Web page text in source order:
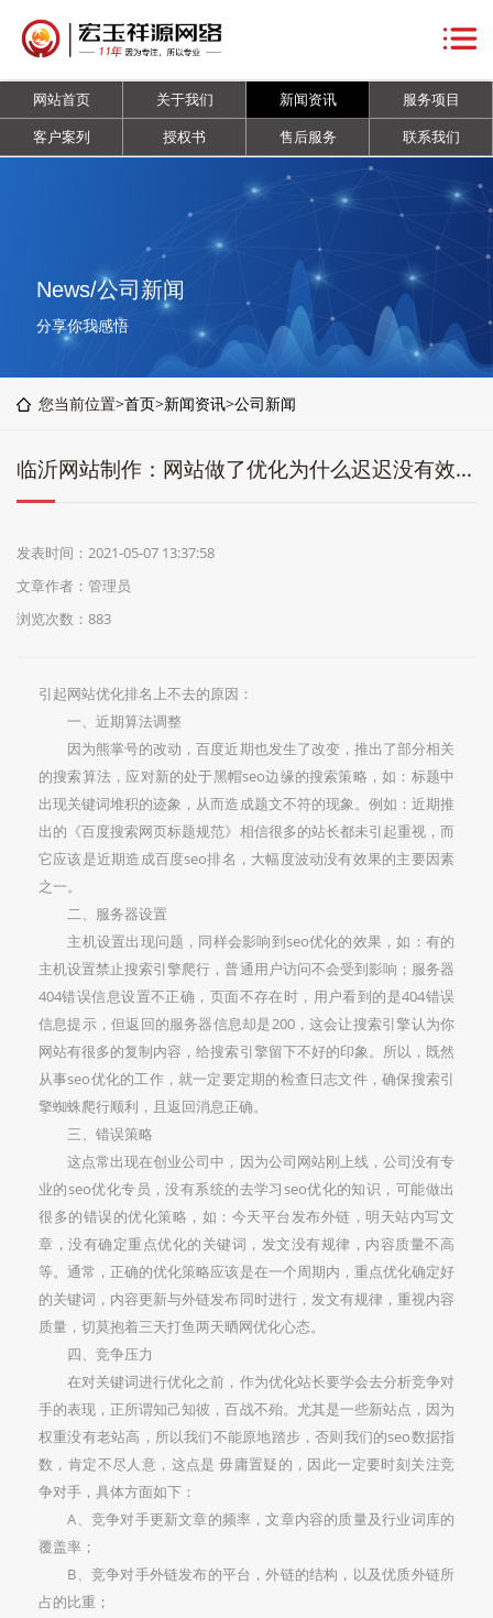
站
首
关
于
新
列
书
后
联
网站首页 关于我们 新闻资讯
服务项目
客户案列
授权书 售后服务 联系我们
News/公司新闻
分享你我感悟
您当前位置>首页>新闻资讯>公司新闻
临沂网站制作：网站做了优化为什么迟迟没有效果?
发表时间：2021-05-07 13:37:58
文章作者：管理员
浏览次数：883
引起网站优化排名上不去的原因：
一、近期算法调整
因为熊掌号的改动，百度近期也发生了改变，推出了部分相关
的搜索算法，应对新的处于黑帽seo边缘的搜索策略，如：标题中
出现关键词堆积的迹象，从而造成题文不符的现象。例如：近期推
出的《百度搜索网页标题规范》相信很多的站长都未引起重视，而
它应该是近期造成百度seo排名，大幅度波动没有效果的主要因素
之一。
二、服务器设置
主机设置出现问题，同样会影响到seo优化的效果，如：有的
主机设置禁止搜索引擎爬行，普通用户访问不会受到影响；服务器
404错误信息设置不正确，页面不存在时，用户看到的是404错误
信息提示，但返回的服务器信息却是200，这会让搜索引擎认为你
网站有很多的复制内容，给搜索引擎留下不好的印象。所以，既然
从事seo优化的工作，就一定要定期的检查日志文件，确保搜索引
擎蜘蛛爬行顺利，且返回消息正确。
三、错误策略
这点常出现在创业公司中，因为公司网站刚上线，公司没有专
业的seo优化专员，没有系统的去学习seo优化的知识，可能做出
很多的错误的优化策略，如：今天平台发布外链，明天站内写文
章，没有确定重点优化的关键词，发文没有规律，内容质量不高
等。通常，正确的优化策略应该是在一个周期内，重点优化确定好
的关键词，内容更新与外链发布同时进行，发文有规律，重视内容
质量，切莫抱着三天打鱼两天晒网优化心态。
四、竞争压力
在对关键词进行优化之前，作为优化站长要学会去分析竞争对
手的表现，正所谓知己知彼，百战不殆。尤其是一些新站点，因为
权重没有老站高，所以我们不能原地踏步，否则我们的seo数据指
数，肯定不尽人意，这点是 毋庸置疑的，因此一定要时刻关注竞
争对手，具体方面如下：
A、竞争对手更新文章的频率，文章内容的质量及行业词库的
覆盖率；
B、竞争对手外链发布的平台，外链的结构，以及优质外链所
占的比重；